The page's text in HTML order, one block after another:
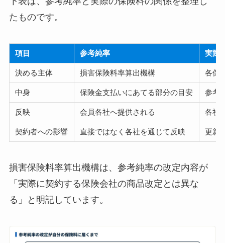
たものです。
項目 参考純率 実際
決める主体 損害保険料率算出機構 各保
中身 保険金支払いにあてる部分の目安 参考
反映 会員各社へ提供される 各社
契約者への影響 直接ではなく各社を通じて反映 更新
損害保険料率算出機構は、参考純率の改定内容が
「実際に契約する保険会社の商品改定とは異な
る」と明記しています。